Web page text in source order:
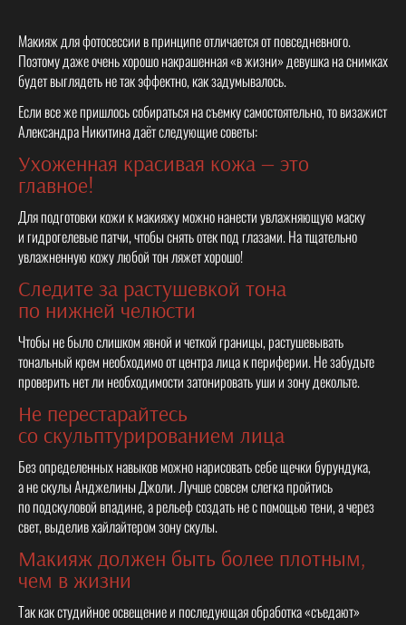
Макияж для фотосессии в принципе отличается от повседневного.
Поэтому даже очень хорошо накрашенная «в жизни» девушка на снимках
будет выглядеть не так эффектно, как задумывалось.
Если все же пришлось собираться на съемку самостоятельно, то визажист
Александра Никитина даёт следующие советы:
Ухоженная красивая кожа — это
главное!
Для подготовки кожи к макияжу можно нанести увлажняющую маску
и гидрогелевые патчи, чтобы снять отек под глазами. На тщательно
увлажненную кожу любой тон ляжет хорошо!
Следите за растушевкой тона
по нижней челюсти
Чтобы не было слишком явной и четкой границы, растушевывать
тональный крем необходимо от центра лица к периферии. Не забудьте
проверить нет ли необходимости затонировать уши и зону декольте.
Не перестарайтесь
со скульптурированием лица
Без определенных навыков можно нарисовать себе щечки бурундука,
а не скулы Анджелины Джоли. Лучше совсем слегка пройтись
по подскуловой впадине, а рельеф создать не с помощью тени, а через
свет, выделив хайлайтером зону скулы.
Макияж должен быть более плотным,
чем в жизни
Так как студийное освещение и последующая обработка «съедают»